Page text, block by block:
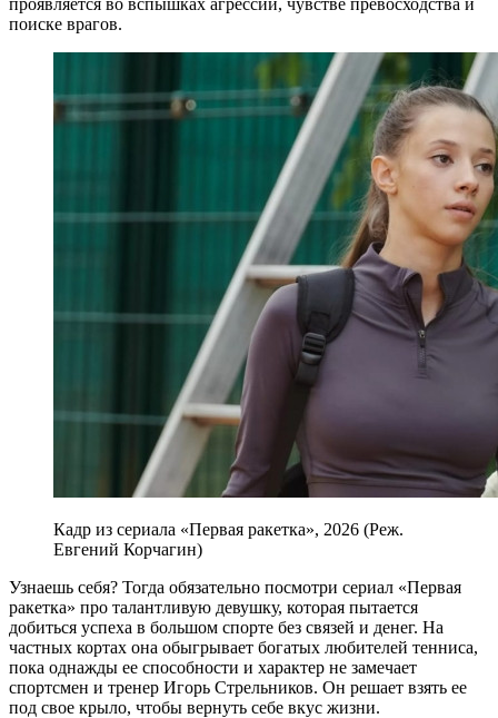
поиске врагов.
Кадр из сериала «Первая ракетка», 2026 (Реж.
Евгений Корчагин)
Узнаешь себя? Тогда обязательно посмотри сериал «Первая
ракетка» про талантливую девушку, которая пытается
добиться успеха в большом спорте без связей и денег. На
частных кортах она обыгрывает богатых любителей тенниса,
пока однажды ее способности и характер не замечает
спортсмен и тренер Игорь Стрельников. Он решает взять ее
под свое крыло, чтобы вернуть себе вкус жизни.